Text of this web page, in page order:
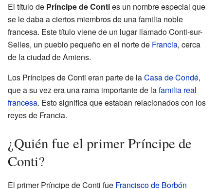
El título de Príncipe de Conties un nombre especial que
se le daba a ciertos miembros de una familia noble
francesa. Este título viene de un lugar llamado Conti-sur-
Selles, un pueblo pequeño en el norte de Francia, cerca
de la ciudad de Amiens.
Los Príncipes de Conti eran parte de laCasa de Condé,
que a su vez era una rama importante de lafamilia real
francesa. Esto significa que estaban relacionados con los
reyes de Francia.
¿Quién fue el primer Príncipe de
Conti?
El primer Príncipe de Conti fue Francisco de Borbón